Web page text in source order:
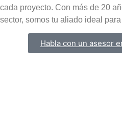
cada proyecto. Con más de 20
sector, somos tu aliado ideal
Habla con un asesor